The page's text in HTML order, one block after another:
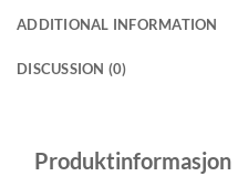
ADDITIONAL INFORMATION
DISCUSSION (0)
Produktinformasjon